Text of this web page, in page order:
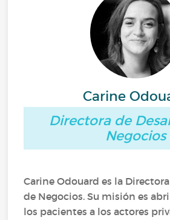
Carine
Directora de
Negocios
Carine Odouard es la
de Negocios. Su misión es
los pacientes a los actores